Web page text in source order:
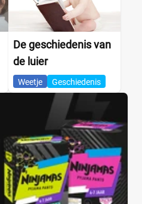
De geschiedenis van
de luier
Weetje Geschiedenis